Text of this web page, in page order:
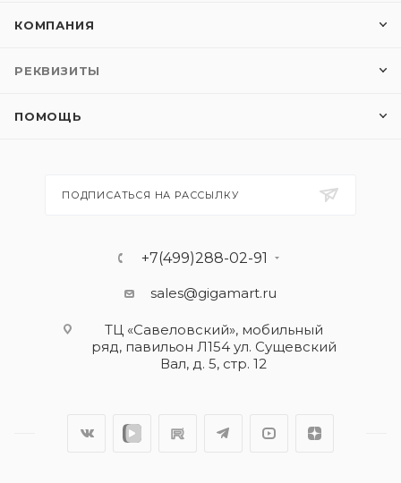
КОМПАНИЯ
РЕКВИЗИТЫ
ПОМОЩЬ
ПОДПИСАТЬСЯ НА РАССЫЛКУ
+7(499)288-02-91
sales@gigamart.ru
ТЦ «Савеловский», мобильный
ряд, павильон Л154 ул. Сущевский
Вал, д. 5, стр. 12